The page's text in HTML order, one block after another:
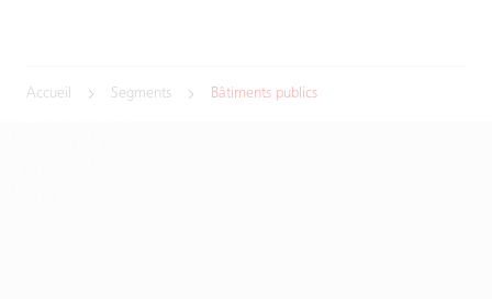
Accueil Segments Bâtiments publics